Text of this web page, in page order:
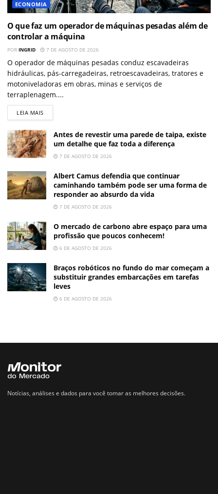
ECONOMIA
O que faz um operador de máquinas pesadas além de
controlar a máquina
POR INGRID 7 DE AGOSTO DE 2026
O operador de máquinas pesadas conduz escavadeiras
hidráulicas, pás-carregadeiras, retroescavadeiras, tratores e
motoniveladoras em obras, minas e serviços de
terraplenagem....
LEIA MAIS
Antes de revestir uma parede de taipa, existe
um detalhe que faz toda a diferença
7 DE AGOSTO DE 2026
Albert Camus defendia que continuar
caminhando também pode ser uma forma de
responder ao absurdo da vida
7 DE AGOSTO DE 2026
O mercado de carbono abre espaço para uma
profissão que poucos conhecem!
6 DE AGOSTO DE 2026
Braços robóticos no fundo do mar começam a
substituir grandes embarcações em tarefas
leves
6 DE AGOSTO DE 2026
Notícias, análises e dados para você tomar as melhores decisões.